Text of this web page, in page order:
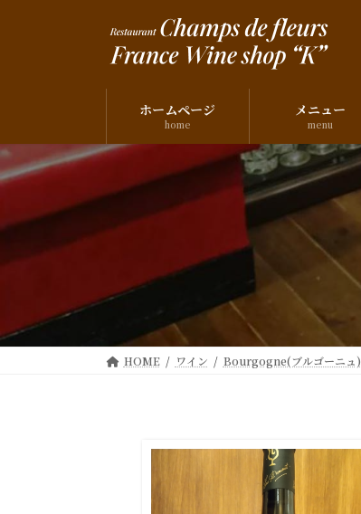
キ
ッ
に
移
ホームページ
home
メニュー
menu
HOME ワイン Bourgogne(ブルゴーニュ)